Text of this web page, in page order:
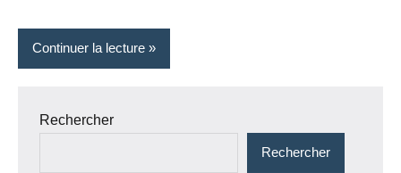
Continuer la lecture
Rechercher
Rechercher